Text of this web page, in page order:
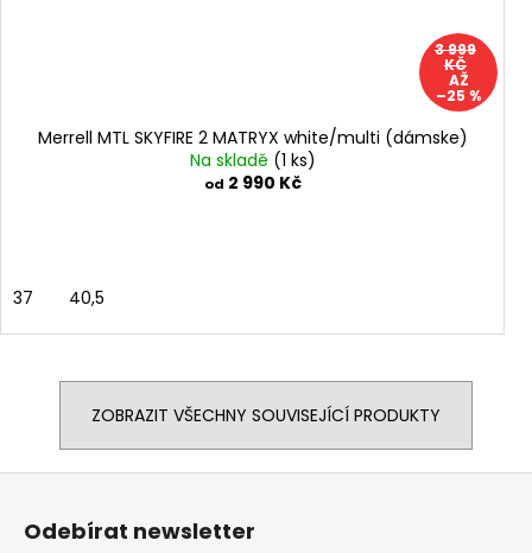
3 999
KČ
AŽ
–25 %
Merrell MTL SKYFIRE 2 MATRYX white/multi (dámske)
Na skladě (1 ks)
od 2 990 Kč
37 40,5
ZOBRAZIT VŠECHNY SOUVISEJÍCÍ PRODUKTY
Odebírat newsletter